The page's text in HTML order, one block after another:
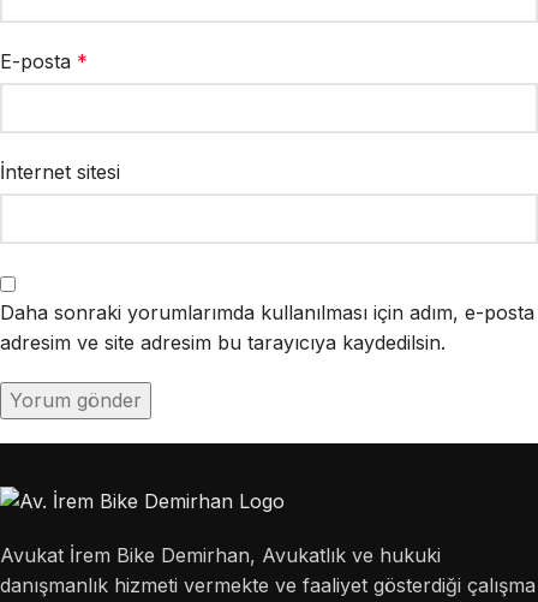
E-posta *
İnternet sitesi
Daha sonraki yorumlarımda kullanılması için adım, e-posta
adresim ve site adresim bu tarayıcıya kaydedilsin.
Avukat İrem Bike Demirhan, Avukatlık ve hukuki
danışmanlık hizmeti vermekte ve faaliyet gösterdiği çalışma